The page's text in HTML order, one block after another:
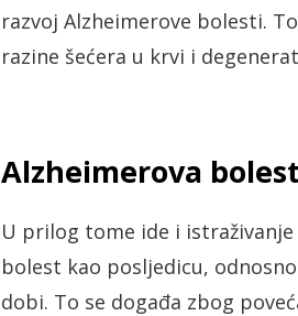
razvoj Alzheimerove bolesti.
razine šećera u krvi i
Alzheimerova
U prilog tome ide i
bolest kao posljedicu,
dobi. To se događa zbog